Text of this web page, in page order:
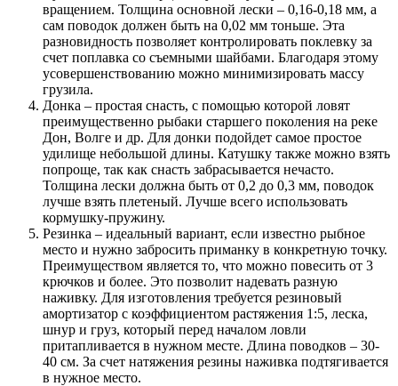
вращением. Толщина основной лески – 0,16-0,18 мм, а
сам поводок должен быть на 0,02 мм тоньше. Эта
разновидность позволяет контролировать поклевку за
счет поплавка со съемными шайбами. Благодаря этому
усовершенствованию можно минимизировать массу
грузила.
Донка – простая снасть, с помощью которой ловят
преимущественно рыбаки старшего поколения на реке
Дон, Волге и др. Для донки подойдет самое простое
удилище небольшой длины. Катушку также можно взять
попроще, так как снасть забрасывается нечасто.
Толщина лески должна быть от 0,2 до 0,3 мм, поводок
лучше взять плетеный. Лучше всего использовать
кормушку-пружину.
Резинка – идеальный вариант, если известно рыбное
место и нужно забросить приманку в конкретную точку.
Преимуществом является то, что можно повесить от 3
крючков и более. Это позволит надевать разную
наживку. Для изготовления требуется резиновый
амортизатор с коэффициентом растяжения 1:5, леска,
шнур и груз, который перед началом ловли
притапливается в нужном месте. Длина поводков – 30-
40 см. За счет натяжения резины наживка подтягивается
в нужное место.